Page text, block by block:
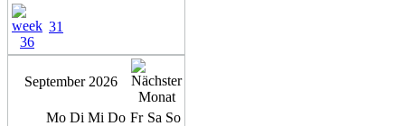
31
September 2026
Mo Di Mi Do Fr Sa So